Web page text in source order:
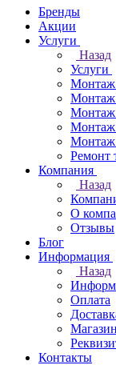
Бренды
Акции
Услуги
Назад
Услуги
Монтаж
Монтаж
Монтаж
Монтаж
Монтаж
Ремонт
Компания
Назад
О
Отзывы
Блог
Информация
Назад
Оплата
Контакты